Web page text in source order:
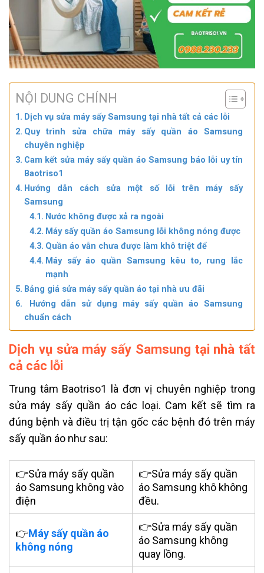
NỘI DUNG CHÍNH
Dịch vụ sửa máy sấy Samsung tại nhà tất cả các lỗi
Quy trình sửa chữa máy sấy quần áo Samsung
chuyên nghiệp
Cam kết sửa máy sấy quần áo Samsung báo lỗi uy tín
Baotriso1
Hướng dẫn cách sửa một số lỗi trên máy sấy
Samsung
Nước không được xả ra ngoài
Máy sấy quần áo Samsung lỗi không nóng được
Quần áo vẫn chưa được làm khô triệt để
Máy sấy áo quần Samsung kêu to, rung lắc
mạnh
Bảng giá sửa máy sấy quần áo tại nhà ưu đãi
Hướng dẫn sử dụng máy sấy quần áo Samsung
chuẩn cách
Dịch vụ sửa máy sấy Samsung tại nhà tất
cả các lỗi
Trung tâm Baotriso1 là đơn vị chuyên nghiệp trong
sửa máy sấy quần áo các loại. Cam kết sẽ tìm ra
đúng bệnh và điều trị tận gốc các bệnh đó trên máy
sấy quần áo như sau:
👉Sửa máy sấy quần
áo Samsung không vào
điện
👉Sửa máy sấy quần
áo Samsung khô không
đều.
👉Máy sấy quần áo
không nóng
👉Sửa máy sấy quần
áo Samsung không
quay lồng.